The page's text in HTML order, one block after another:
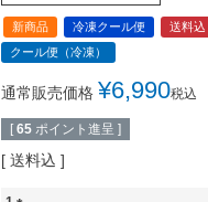
新商品 冷凍クール便
送料込
クール便（冷凍）
通常販売価格 ¥6,990税込
[ 65 ポイント進呈 ]
送料込